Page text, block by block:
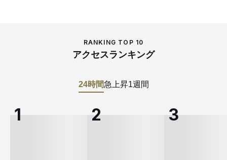
RANKING TOP 10
アクセスランキング
24時間急上昇1週間